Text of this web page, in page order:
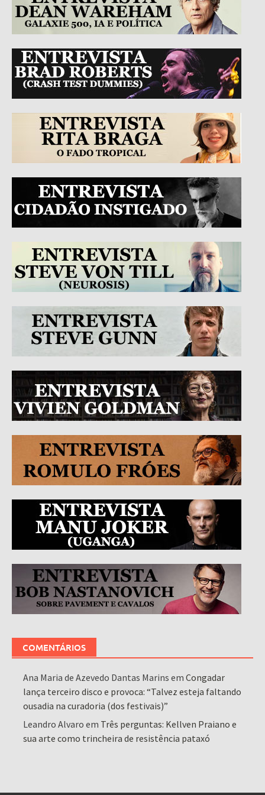
COMENTÁRIOS
Ana Maria de Azevedo Dantas Marins emCongadar
lança terceiro disco e provoca: “Talvez esteja faltando
ousadia na curadoria (dos festivais)”
Leandro Alvaro em Três perguntas: Kellven Praiano e
sua arte como trincheira de resistência pataxó